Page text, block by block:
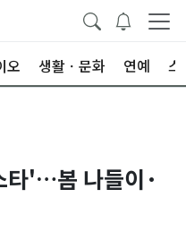
오 생활ㆍ문화 연예 스
타'…봄 나들이·